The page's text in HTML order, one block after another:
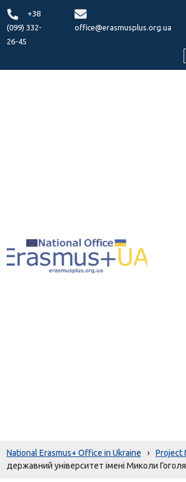
+38
(099) 332-
26-45
office@erasmusplus.org.ua
National Erasmus+ Office in Ukraine › Project
державний університет імені Миколи Гоголя